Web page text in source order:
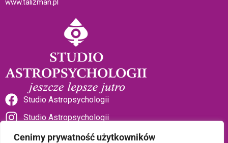
Cenimy prywatność użytkowników
www.talizman.pl
Studio Astropsychologii
Studio Astropsychologii